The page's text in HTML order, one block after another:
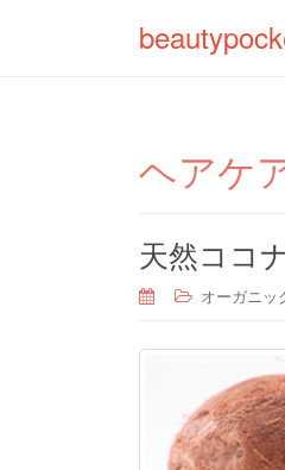
ヘアケ
天然ココ
オーガニッ